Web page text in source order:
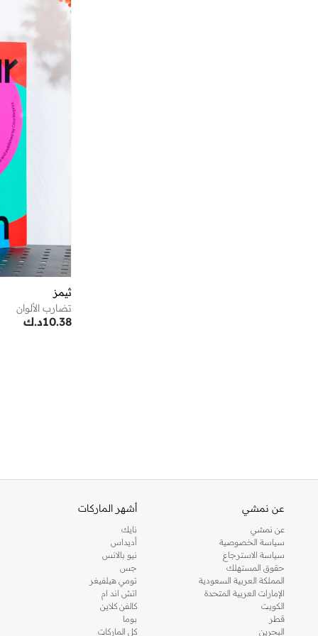
ثيمز
تضارب الألوان
د.ك10.38
عن نمشي
عن نمشي
سياسة الخصوصية
سياسة الاسترجاع
حقوق المستهلك
المملكة العربية السعودية
الإمارات العربية المتحدة
الكويت
قطر
البحرين
أشهر الماركات
نايك
أديداس
نيو بالانس
جس
تومي هيلفيغر
اتش اند ام
كالفن كلاين
بوما
كل الماركات